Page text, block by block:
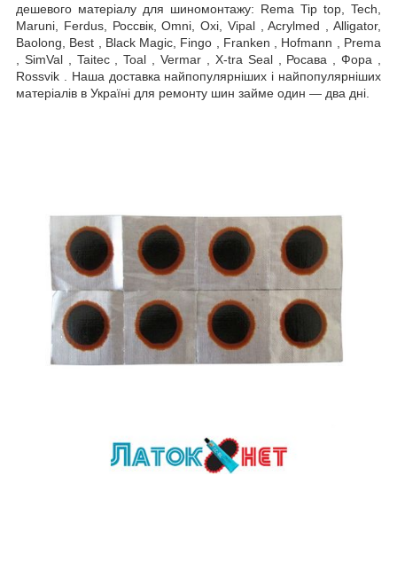
дешевого матеріалу для шиномонтажу: Rema Tip top, Tech,
Maruni, Ferdus, Россвік, Omni, Oxi, Vipal , Acrylmed , Alligator,
Baolong, Best , Black Magic, Fingo , Franken , Hofmann , Prema
, SimVal , Taitec , Toal , Vermar , X-tra Seal , Росава , Фора ,
Rossvik . Наша доставка найпопулярніших і найпопулярніших
матеріалів в Україні для ремонту шин займе один — два дні.